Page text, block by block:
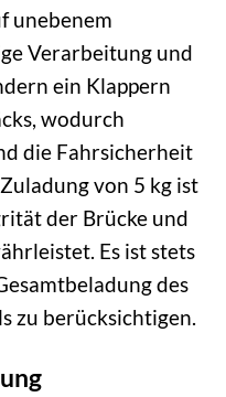
unebenem
Verarbeitung und
ein Klappern
wodurch
die Fahrsicherheit
von 5 kg ist
der Brücke und
Es ist stets
des
zu berücksichtigen.